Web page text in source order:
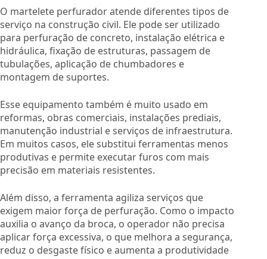
O martelete perfurador atende diferentes tipos de
serviço na construção civil. Ele pode ser utilizado
para perfuração de concreto, instalação elétrica e
hidráulica, fixação de estruturas, passagem de
tubulações, aplicação de chumbadores e
montagem de suportes.
Esse equipamento também é muito usado em
reformas, obras comerciais, instalações prediais,
manutenção industrial e serviços de infraestrutura.
Em muitos casos, ele substitui ferramentas menos
produtivas e permite executar furos com mais
precisão em materiais resistentes.
Além disso, a ferramenta agiliza serviços que
exigem maior força de perfuração. Como o impacto
auxilia o avanço da broca, o operador não precisa
aplicar força excessiva, o que melhora a segurança,
reduz o desgaste físico e aumenta a produtividade